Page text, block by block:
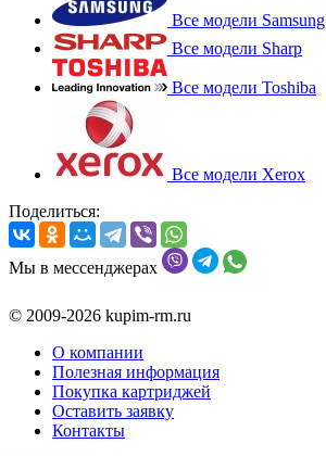
Все модели Samsung
Все модели Sharp
Все модели Toshiba
Все модели Xerox
Поделиться:
Мы в мессенджерах
© 2009-2026 kupim-rm.ru
О компании
Полезная информация
Покупка картриджей
Оставить заявку
Контакты